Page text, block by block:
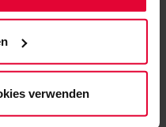
Einwilligungserklärung
im Fuß der Website)
.
verwenden